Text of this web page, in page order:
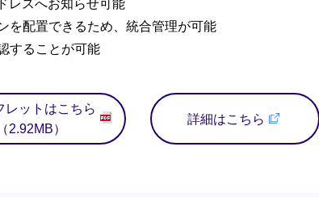
レスへお知らせ可能
を配置できるため、統合管理が可能
することが可能
レットはこちら
（2.92MB）
詳細はこちら